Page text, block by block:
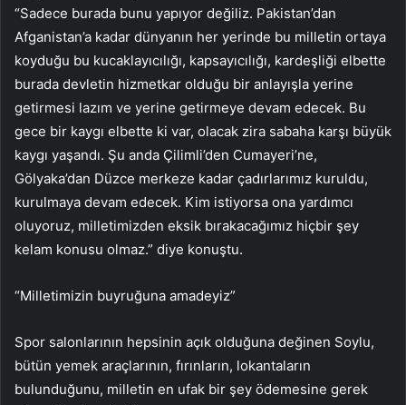
“Sadece burada bunu yapıyor değiliz. Pakistan’dan
Afganistan’a kadar dünyanın her yerinde bu milletin ortaya
koyduğu bu kucaklayıcılığı, kapsayıcılığı, kardeşliği elbette
burada devletin hizmetkar olduğu bir anlayışla yerine
getirmesi lazım ve yerine getirmeye devam edecek. Bu
gece bir kaygı elbette ki var, olacak zira sabaha karşı büyük
kaygı yaşandı. Şu anda Çilimli’den Cumayeri’ne,
Gölyaka’dan Düzce merkeze kadar çadırlarımız kuruldu,
kurulmaya devam edecek. Kim istiyorsa ona yardımcı
oluyoruz, milletimizden eksik bırakacağımız hiçbir şey
kelam konusu olmaz.” diye konuştu.
“Milletimizin buyruğuna amadeyiz”
Spor salonlarının hepsinin açık olduğuna değinen Soylu,
bütün yemek araçlarının, fırınların, lokantaların
bulunduğunu, milletin en ufak bir şey ödemesine gerek